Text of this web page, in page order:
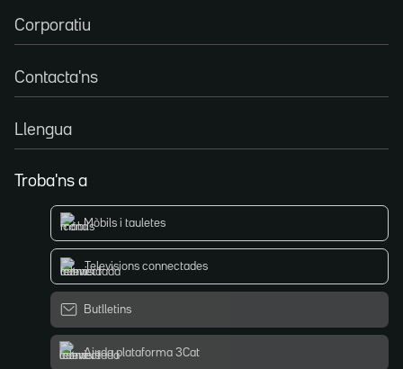
Corporatiu
Contacta'ns
Llengua
Troba'ns a
Mòbils i tauletes
Televisions connectades
Butlletins
Ajuda plataforma 3Cat